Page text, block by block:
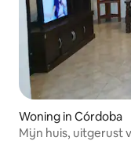
Woning in Córdoba
Mijn huis, uitgerust